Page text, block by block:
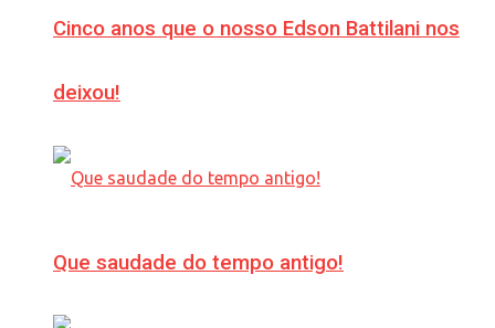
Cinco anos que o nosso Edson Battilani nos
deixou!
Que saudade do tempo antigo!